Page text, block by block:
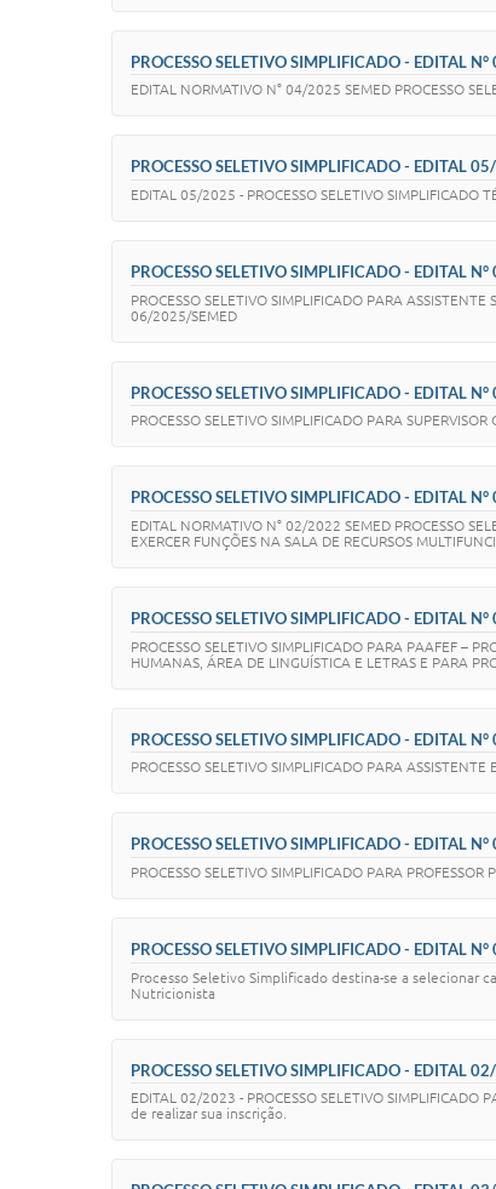
PROCESSO SELETIVO SIMPLIFICADO - EDITAL
EDITAL NORMATIVO N° 04/2025 SEMED PROCESSO
PROCESSO SELETIVO SIMPLIFICADO - EDITAL
EDITAL 05/2025 - PROCESSO SELETIVO SIMPLIFICADO
PROCESSO SELETIVO SIMPLIFICADO - EDITAL
PROCESSO SELETIVO SIMPLIFICADO PARA
06/2025/SEMED
PROCESSO SELETIVO SIMPLIFICADO - EDITAL
PROCESSO SELETIVO SIMPLIFICADO PARA
PROCESSO SELETIVO SIMPLIFICADO - EDITAL
EDITAL NORMATIVO N° 02/2022 SEMED PROCESSO
EXERCER FUNÇÕES NA SALA DE RECURSOS
PROCESSO SELETIVO SIMPLIFICADO - EDITAL
PROCESSO SELETIVO SIMPLIFICADO PARA PAAFEF –
HUMANAS, ÁREA DE LINGUÍSTICA E LETRAS E PARA
PROCESSO SELETIVO SIMPLIFICADO - EDITAL
PROCESSO SELETIVO SIMPLIFICADO PARA
PROCESSO SELETIVO SIMPLIFICADO - EDITAL
PROCESSO SELETIVO SIMPLIFICADO PARA
PROCESSO SELETIVO SIMPLIFICADO - EDITAL
Processo Seletivo Simplificado destina-se a selecionar
Nutricionista
PROCESSO SELETIVO SIMPLIFICADO - EDITAL
EDITAL 02/2023 - PROCESSO SELETIVO
de realizar sua inscrição.